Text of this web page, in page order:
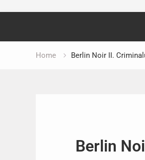
Home Berlin Noir II.
Berlin